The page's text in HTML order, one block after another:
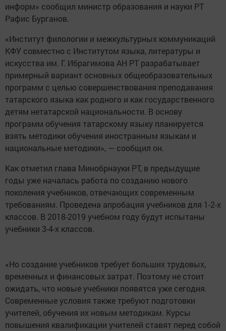
информ» сообщил министр образования и науки РТ
Рафис Бурганов.
«Институт филологии и межкультурных коммуникаций
КФУ совместно с Институтом языка, литературы и
искусства им. Г. Ибрагимова АН РТ разрабатывает
примерный вариант основных общеобразовательных
программ с целью совершенствования преподавания
татарского языка как родного и как государственного
детям нетатарской национальности. В основу
программ обучения татарскому языку планируется
взять методики обучения иностранным языкам и
национальные методики», — сообщил он.
Как отметил глава Минобрнауки РТ, в предыдущие
годы уже началась работа по созданию нового
поколения учебников, отвечающих современным
требованиям. Проведена апробация учебников для 1-2-х
классов. В 2018-2019 учебном году будут испытаны
учебники 3-4-х классов.
«Но создание учебников требует больших трудовых,
временных и финансовых затрат. Поэтому не стоит
ожидать, что новые учебники появятся уже сегодня.
Современные условия также требуют подготовки
учителей, обучения их новым методикам. Курсы
повышения квалификации учителей ставят перед собой